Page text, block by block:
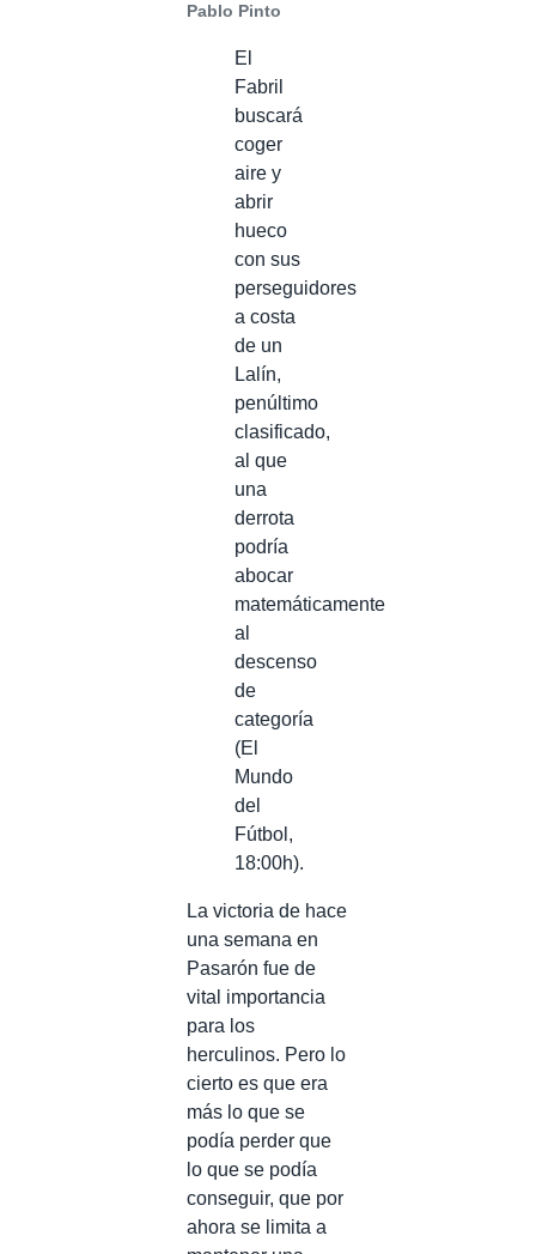
Pablo Pinto
El
Fabril
buscará
coger
aire y
abrir
hueco
con sus
perseguidores
a costa
de un
Lalín,
penúltimo
clasificado,
al que
una
derrota
podría
abocar
matemáticamente
al
descenso
de
categoría
(El
Mundo
del
Fútbol,
18:00h).
La victoria de hace
una semana en
Pasarón fue de
vital importancia
para los
herculinos. Pero lo
cierto es que era
más lo que se
podía perder que
lo que se podía
conseguir, que por
ahora se limita a